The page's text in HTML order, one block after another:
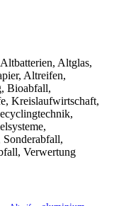
Altglas,
Altreifen,
Bioabfall,
Kreislaufwirtschaft,
Sonderabfall,
Verwertung